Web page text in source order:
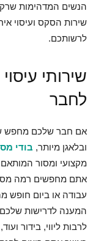
הנשים המדהימות
שירות הסקס ועיסוי
לרשותכם.
שירותי
לחבר
אם חבר שלכם מחפש
ובלאגן מיותר, בודי
מקצועי ומסור
אתם מחפשים רמה
המענה לדרישות שלכם.
לרבות ליווי, בידור